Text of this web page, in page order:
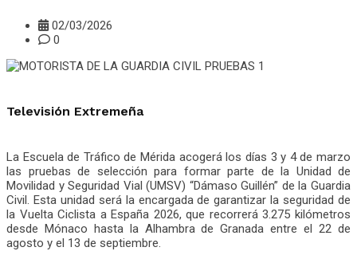
02/03/2026
0
Televisión Extremeña
La Escuela de Tráfico de Mérida acogerá los días 3 y 4 de marzo
las pruebas de selección para formar parte de la Unidad de
Movilidad y Seguridad Vial (UMSV) “Dámaso Guillén” de la Guardia
Civil. Esta unidad será la encargada de garantizar la seguridad de
la Vuelta Ciclista a España 2026, que recorrerá 3.275 kilómetros
desde Mónaco hasta la Alhambra de Granada entre el 22 de
agosto y el 13 de septiembre.